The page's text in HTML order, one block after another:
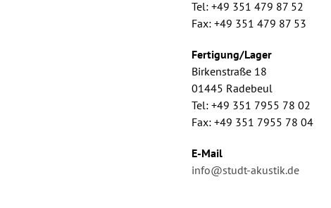
Tel: +49 351 479 87 52
Fax: +49 351 479 87 53
Fertigung/Lager
Birkenstraße 18
01445 Radebeul
Tel: +49 351 7955 78 02
Fax: +49 351 7955 78 04
E-Mail
info@studt-akustik.de